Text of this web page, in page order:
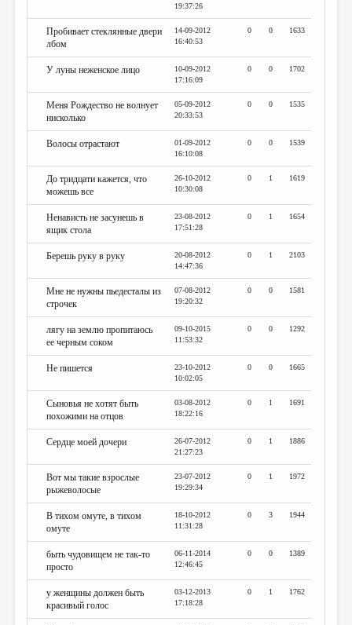
19:37:26
Пробивает стеклянные двери
лбом
14-09-2012
16:40:53
0 0 1633
У луны неженское лицо
10-09-2012
17:16:09
0 0 1702
Меня Рождество не волнует
нисколько
05-09-2012
20:33:53
0 0 1535
Волосы отрастают
01-09-2012
16:10:08
0 0 1539
До тридцати кажется, что
можешь все
26-10-2012
10:30:08
0 1 1619
Ненависть не засунешь в
ящик стола
23-08-2012
17:51:28
0 1 1654
Берешь руку в руку
20-08-2012
14:47:36
0 1 2103
Мне не нужны пьедесталы из
строчек
07-08-2012
19:20:32
0 0 1581
лягу на землю пропитаюсь
ее черным соком
09-10-2015
11:53:32
0 0 1292
Не пишется
23-10-2012
10:02:05
0 0 1665
Сыновья не хотят быть
похожими на отцов
03-08-2012
18:22:16
0 1 1691
Сердце моей дочери
26-07-2012
21:27:23
0 1 1886
Вот мы такие взрослые
рыжеволосые
23-07-2012
19:29:34
0 1 1972
В тихом омуте, в тихом
омуте
18-10-2012
11:31:28
0 3 1944
быть чудовищем не так-то
просто
06-11-2014
12:46:45
0 0 1389
у женщины должен быть
красивый голос
03-12-2013
17:18:28
0 1 1762